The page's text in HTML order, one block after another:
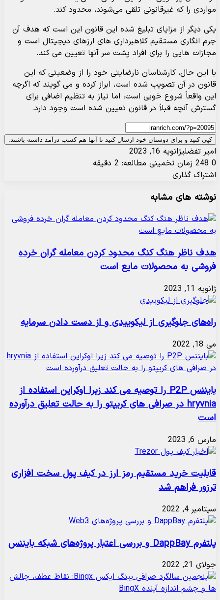
مواردی را که غیرقانونی تلقی می‌شوند، محدود کند.
یکی دیگر از مزایای تبلیغ شده این قانون این است که هدف آن
جرم انگاری مستقیم کلاهبرداری های ارزهای دیجیتال است و
مجازات هایی را برای افراد پشت سر آنها تعیین می کند.
با این حال، کارشناسان نارضایتی خود را از وضعیتی که این
قانون در آن تصویب شده است، ابراز کرده و می گویند که اگرچه
این واقعاً شروع خوبی است، اما نیاز به تنظیم اضافی برای
گسترش آنچه قبلاً در قانون تعیین شده است وجود دارد.
کپی کنید و برای دوستان خود ارسال کنید تا آنها هم کسب درآمد داشته باشند.
امیر تفضلیژانویه 16, 2023
0
زمان تخمینی مطالعه: 2 دقیقه
اشتراک گذاری
بوک
آپ
ایمیل
نوشته های مشابه
هدف ناظر هنگ کنگ محدود کردن معامله گران خرده
فروشی به محصولات مایع است
ژانویه 11, 2023
راه‌های جلوگیری از لیکوییدی و از دست دادن سرمایه
می 18, 2022
بایننس P2P را توصیه می کند زیرا اوکراین استفاده از
hryvnia در صرافی های کریپتو را به حالت تعلیق درآورده
است
مارس 6, 2023
قابلیت خرید مستقیم رمز ارز در کیف پول سخت افزاری
ترزور فراهم شد
سپتامبر 4, 2022
پلتفرم DappBay و بررسی اعتبار پروژه‌های شبکه بایننس
جولای 21, 2022